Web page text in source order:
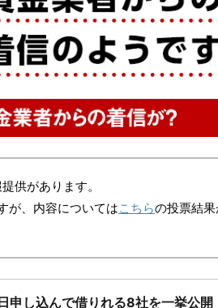
供があります。
が、内容についてはこちらの投票結果
申し込んで借りれる8社を一挙公開